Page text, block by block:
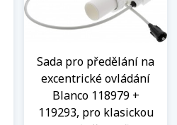
Sada pro předělání na
excentrické ovládání
Blanco 118979 +
119293, pro klasickou